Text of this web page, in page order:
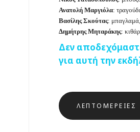
Ανατολή Μαργιόλα: τραγούδι
Βασίλης Σκούτας:
Δημήτρης Μηταράκης:
Δεν
για αυτή την
ΛΕΠΤΟΜΈΡΕΙΕΣ